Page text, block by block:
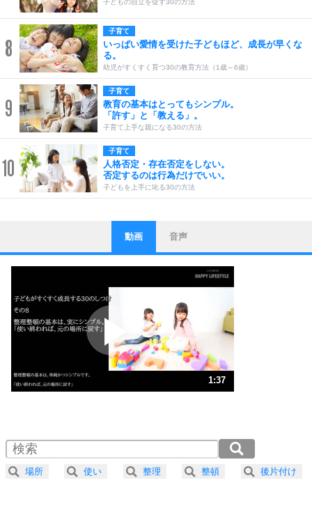
子どもの自立を促す30の方法
8
子育て
いっぱい愛情を受けた子どもほど、成長が早くな
る。
幼児がすくすく育つ30の教育方法（1歳～6歳）
9
子育て
教育の基本はとってもシンプル。
「許す」と「教える」。
子育て上手な親になる30の方法
10
子育て
人格否定・存在否定をしない。
否定するのは行為だけでいい。
子どもを上手に叱る30の方法
1
ストレス対策
他人と比べない。
いっそのこと、他人を見ない。
いらいらしない人になる30の方法
ポジティブになれない原因は、行動しないから。
ポジティブ思考になる30の方法
ストレス対策
人生、なんとかなるもの。
気楽に生きる30の方法
4 器の大きい人は、怒りを優しさで表現する。
プラス思考
動画 音声
1:37
2.0倍速 （191KB 48秒）
2.5倍速 （153KB 39秒）
3.0倍速 （128KB 32秒）
場所 使い 整理 整頓 後片付け